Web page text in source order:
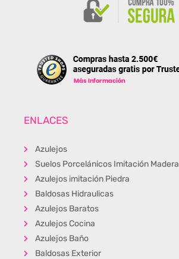
ENLACES
Azulejos
Suelos Porcelánicos Imitación Madera
Azulejos imitación Piedra
Baldosas Hidraulicas
Azulejos Baratos
Azulejos Cocina
Azulejos Baño
Baldosas Exterior